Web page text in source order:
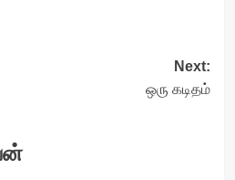
Next:
ஒரு கடிதம்